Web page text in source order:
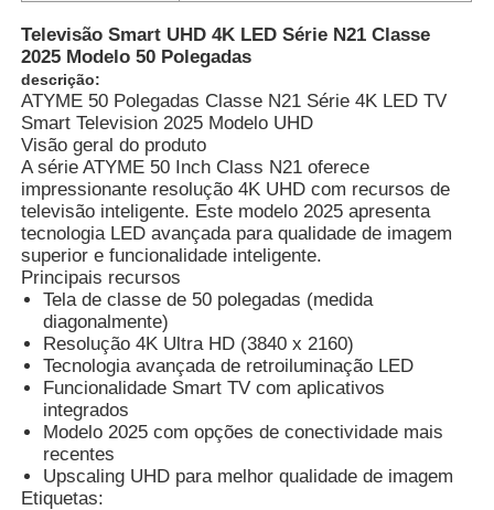
Televisão Smart UHD 4K LED Série N21 Classe
2025 Modelo 50 Polegadas
descrição:
ATYME 50 Polegadas Classe N21 Série 4K LED TV
Smart Television 2025 Modelo UHD
Visão geral do produto
A série ATYME 50 Inch Class N21 oferece
impressionante resolução 4K UHD com recursos de
televisão inteligente. Este modelo 2025 apresenta
tecnologia LED avançada para qualidade de imagem
superior e funcionalidade inteligente.
Principais recursos
Tela de classe de 50 polegadas (medida
diagonalmente)
Resolução 4K Ultra HD (3840 x 2160)
Tecnologia avançada de retroiluminação LED
Funcionalidade Smart TV com aplicativos
integrados
Modelo 2025 com opções de conectividade mais
recentes
Upscaling UHD para melhor qualidade de imagem
Etiquetas: